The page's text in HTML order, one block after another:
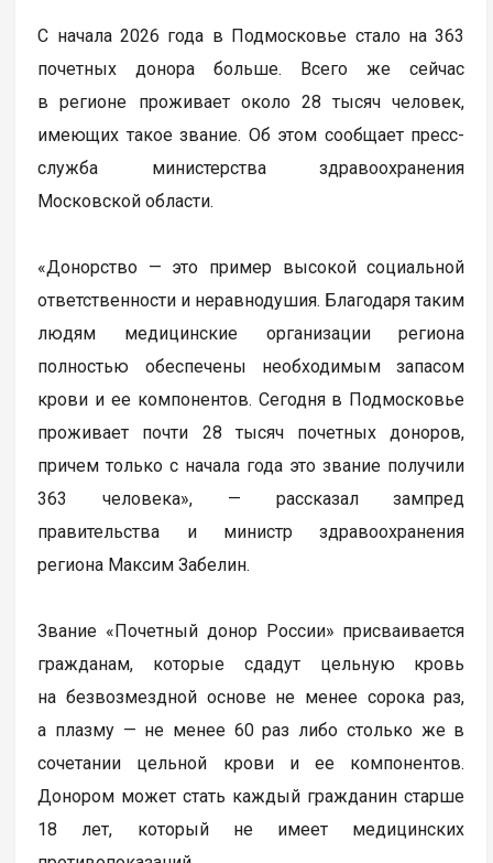
С начала 2026 года в Подмосковье стало на 363
почетных донора больше. Всего же сейчас
в регионе проживает около 28 тысяч человек,
имеющих такое звание. Об этом сообщает пресс-
служба министерства здравоохранения
Московской области.
«Донорство — это пример высокой социальной
ответственности и неравнодушия. Благодаря таким
людям медицинские организации региона
полностью обеспечены необходимым запасом
крови и ее компонентов. Сегодня в Подмосковье
проживает почти 28 тысяч почетных доноров,
причем только с начала года это звание получили
363 человека», — рассказал зампред
правительства и министр здравоохранения
региона Максим Забелин.
Звание «Почетный донор России» присваивается
гражданам, которые сдадут цельную кровь
на безвозмездной основе не менее сорока раз,
а плазму — не менее 60 раз либо столько же в
сочетании цельной крови и ее компонентов.
Донором может стать каждый гражданин старше
18 лет, который не имеет медицинских